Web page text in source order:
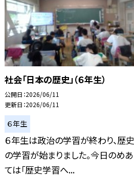
社会「日本の歴史」（６年生）
公開日 2026/06/11
更新日 2026/06/11
６年生
６年生は政治の学習が終わり、歴史
の学習が始まりました。今日のめあ
ては「歴史学習へ...